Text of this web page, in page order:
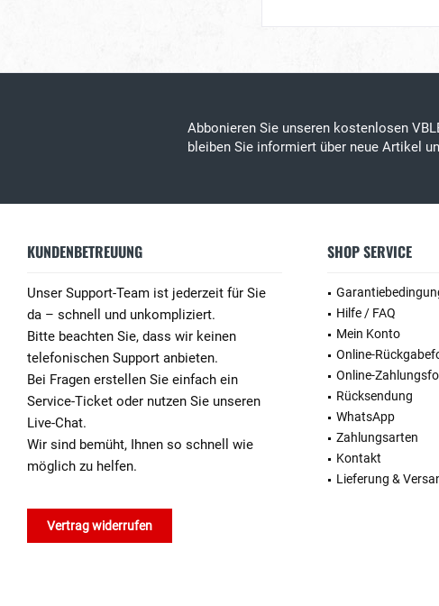
Abbonieren Sie unseren kostenlosen
bleiben Sie informiert über neue Artikel
KUNDENBETREUUNG
Unser Support-Team ist jederzeit für Sie
da – schnell und unkompliziert.
Bitte beachten Sie, dass wir keinen
telefonischen Support anbieten.
Bei Fragen erstellen Sie einfach ein
Service-Ticket oder nutzen Sie unseren
Live-Chat.
Wir sind bemüht, Ihnen so schnell wie
möglich zu helfen.
Vertrag widerrufen
SHOP SERVICE
Hilfe / FAQ
Mein Konto
Online-
Online-
Rücksendung
WhatsApp
Zahlungsarten
Kontakt
Lieferung &